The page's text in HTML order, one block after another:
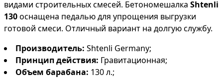
видами строительных смесей. Бетономешалка Shtenli
130оснащена педалью для упрощения выгрузки
готовой смеси. Отличный вариант на долгую службу.
Производитель: Shtenli Germany;
Принцип действия: Гравитационная;
Объем барабана: 130 л.;